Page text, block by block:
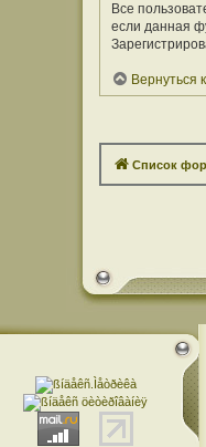
Все
если данная
Вернуться
Список